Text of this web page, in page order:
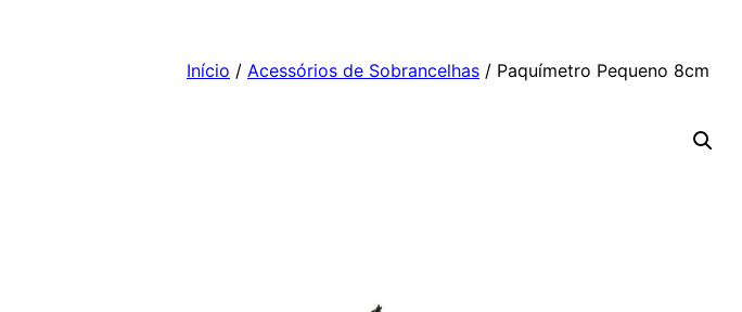
Início / Acessórios de Sobrancelhas / Paquímetro Pequeno 8cm